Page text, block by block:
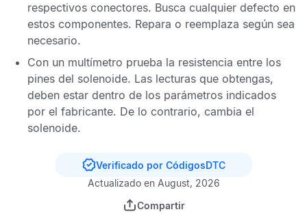
respectivos conectores. Busca cualquier defecto en
estos componentes. Repara o reemplaza según sea
necesario.
Con un multímetro prueba la resistencia entre los
pines del solenoide. Las lecturas que obtengas,
deben estar dentro de los parámetros indicados
por el fabricante. De lo contrario, cambia el
solenoide.
Verificado por CódigosDTC
Actualizado en August, 2026
Compartir